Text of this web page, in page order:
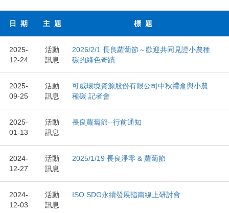
日 期 主 題 標 題
2025-
12-24
活動
訊息
2026/2/1 長良蘿蔔節～歡迎共同見證小農種
碳的綠色奇蹟
2025-
09-25
活動
訊息
可威環境資源股份有限公司中秋禮盒與小農
種碳 記者會
2025-
01-13
活動
訊息
長良蘿蔔節--行前通知
2024-
12-27
活動
訊息
2025/1/19 長良淨零 & 蘿蔔節
2024-
12-03
活動
訊息
ISO SDG永續發展指南線上研討會